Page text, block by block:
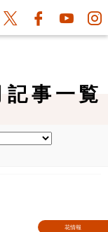
事一覧
花情報